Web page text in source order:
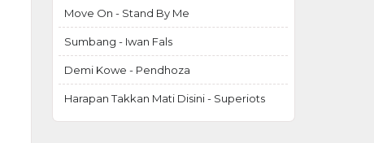
Move On - Stand By Me
Sumbang - Iwan Fals
Demi Kowe - Pendhoza
Harapan Takkan Mati Disini - Superiots